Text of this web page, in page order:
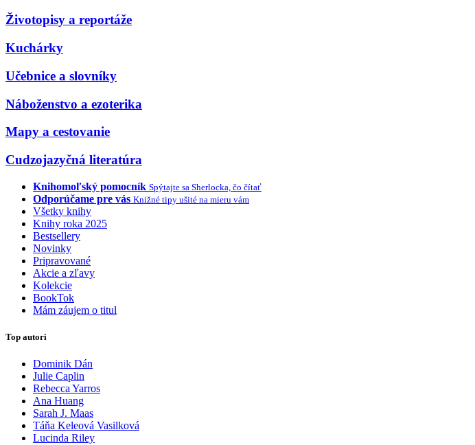
Životopisy a reportáže
Kuchárky
Učebnice a slovníky
Náboženstvo a ezoterika
Mapy a cestovanie
Cudzojazyčná literatúra
Knihomoľský pomocník Spýtajte sa Sherlocka, čo čítať
Odporúčame pre vás Knižné tipy ušité na mieru vám
Všetky knihy
Knihy roka 2025
Bestsellery
Novinky
Pripravované
Akcie a zľavy
Kolekcie
BookTok
Mám záujem o titul
Top autori
Dominik Dán
Julie Caplin
Rebecca Yarros
Ana Huang
Sarah J. Maas
Táňa Keleová Vasilková
Lucinda Riley